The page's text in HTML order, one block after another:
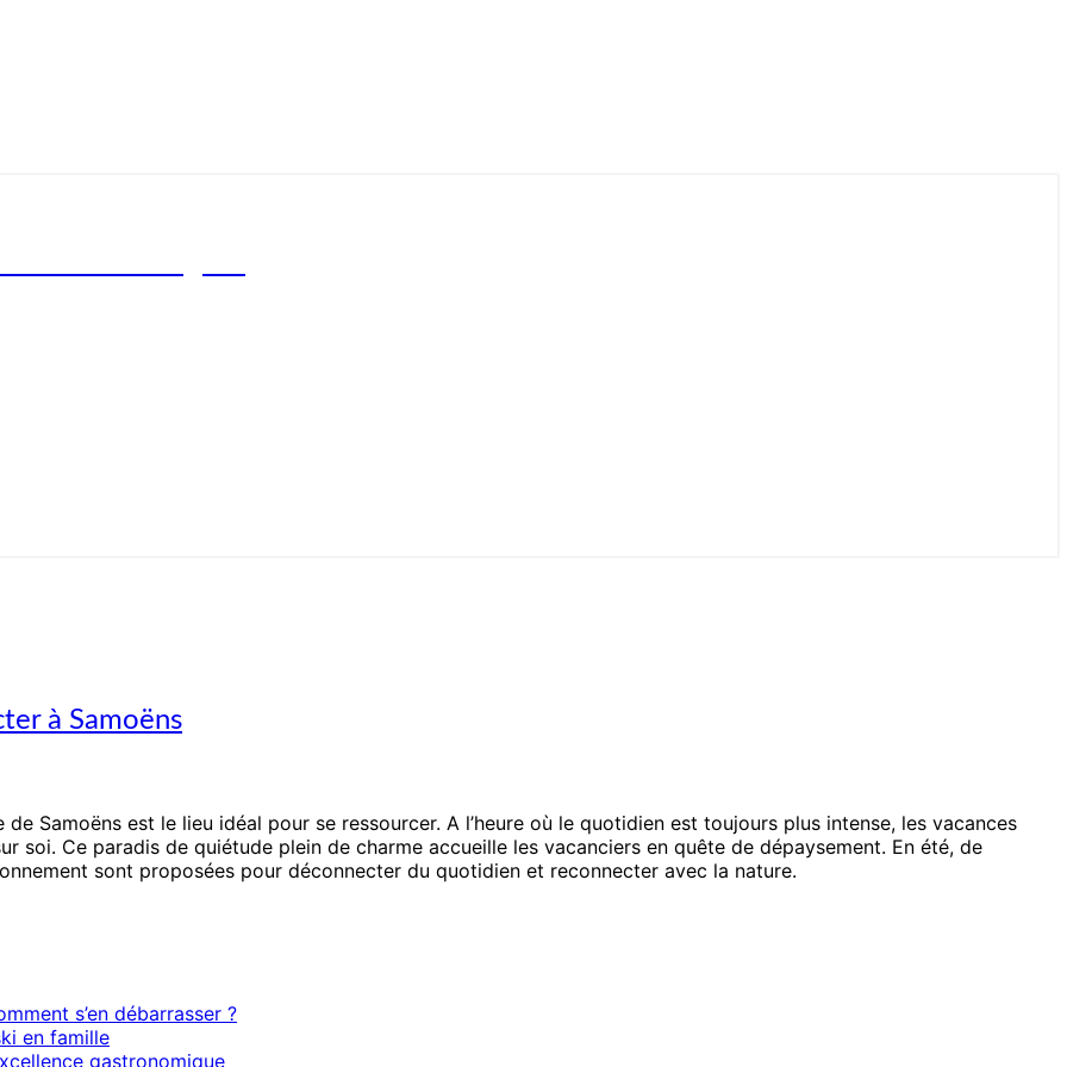
à Samoëns
Samoëns est le lieu idéal pour se ressourcer. A l’heure où le quotidien est toujours plus intense, les vacances
soi. Ce paradis de quiétude plein de charme accueille les vacanciers en quête de dépaysement. En été, de
sont proposées pour déconnecter du quotidien et reconnecter avec la nature.
s’en débarrasser ?
en famille
gastronomique